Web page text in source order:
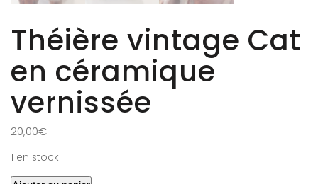
Théière vintage Cat
en céramique
vernissée
20,00€
1 en stock